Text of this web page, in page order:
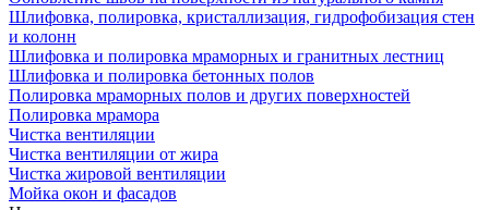
Шлифовка, полировка, кристаллизация, гидрофобизация стен
и колонн
Шлифовка и полировка мраморных и гранитных лестниц
Шлифовка и полировка бетонных полов
Полировка мраморных полов и других поверхностей
Полировка мрамора
Чистка вентиляции
Чистка вентиляции от жира
Чистка жировой вентиляции
Мойка окон и фасадов